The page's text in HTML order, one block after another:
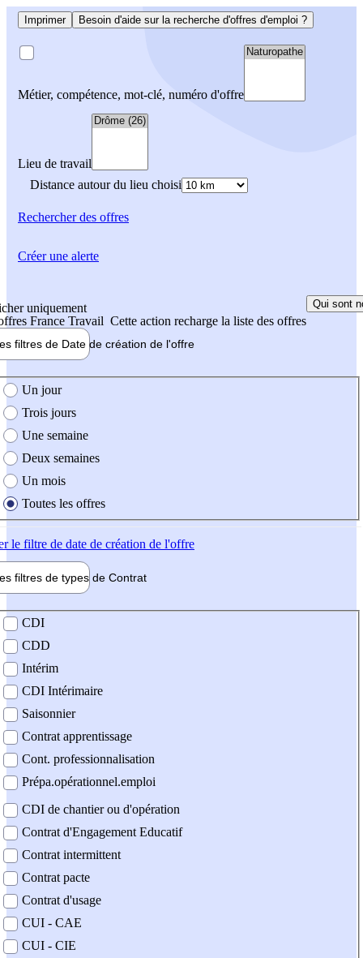
Imprimer Besoin d'aide sur la recherche d'offres d'emploi ?
Métier, compétence, mot-clé, numéro d'offre
Lieu de travail
Distance autour du lieu choisi
Rechercherdes offres
uniquement
France Travail Cette action recharge la liste des offres
Qui sont
filtres de Date de création de l'offre
création de l'offre
Un jour
Trois jours
Une semaine
Deux semaines
Un mois
Toutes les offres
le filtre de date de création de l'offre
filtres de types de Contrat
contrat
CDI
CDD
Intérim
CDI Intérimaire
Saisonnier
Contrat apprentissage
Cont. professionnalisation
Prépa.opérationnel.emploi
CDI de chantier ou d'opération
Contrat d'Engagement Educatif
Contrat intermittent
Contrat pacte
Contrat d'usage
CUI - CAE
CUI - CIE
Créer une alerte